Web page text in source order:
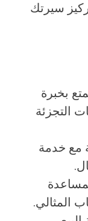
سيرتك
بخبرة
التجزئة
مع خدمة
المثالي.